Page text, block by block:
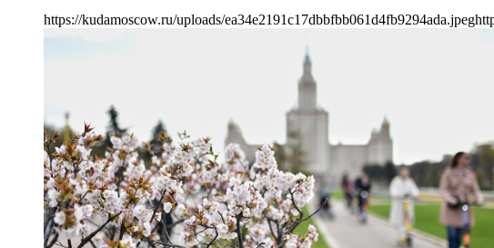
https://kudamoscow.ru/uploads/ea34e2191c17dbbfbb061d4fb9294ada.jpeg